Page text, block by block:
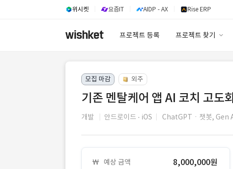
위시켓 요즘IT AIDP - AX Rise ERP
프로젝트 등록 프로젝트 찾기
모집 마감 외주
기존 멘탈케어 앱 AI 코치 고도
개발 안드로이드 iOS ChatGPTㆍ챗봇, Gen
예상 금액 8,000,000원